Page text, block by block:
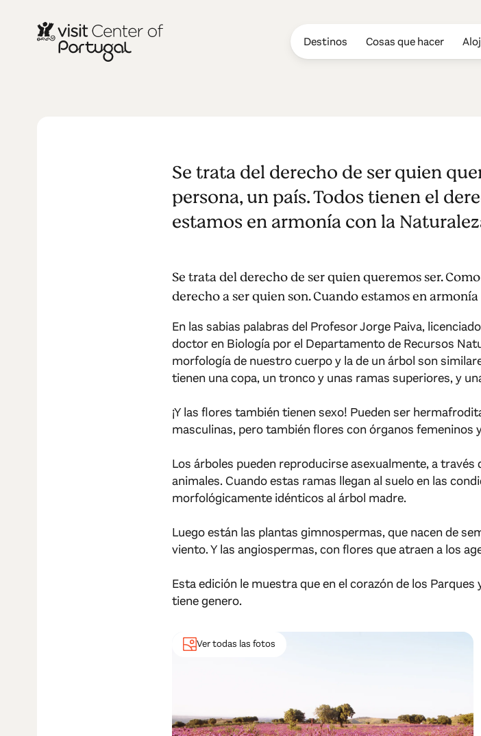
Destinos Cosas que hacer
Genderless
Se trata del derecho de ser quien
persona, un país. Todos tienen el
estamos en armonía con la
Se trata del derecho de ser quien queremos ser.
derecho a ser quien son. Cuando estamos en
En las sabias palabras del Profesor Jorge Paiva,
doctor en Biología por el Departamento de Recursos
morfología de nuestro cuerpo y la de un árbol son
tienen una copa, un tronco y unas ramas superiores, y
¡Y las flores también tienen sexo! Pueden ser
masculinas, pero también flores con órganos
Los árboles pueden reproducirse asexualmente, a
animales. Cuando estas ramas llegan al suelo en las
morfológicamente idénticos al árbol madre.
Luego están las plantas gimnospermas, que nacen de
viento. Y las angiospermas, con flores que atraen a los
Esta edición le muestra que en el corazón de los Parques
tiene genero.
Ver todas las fotos